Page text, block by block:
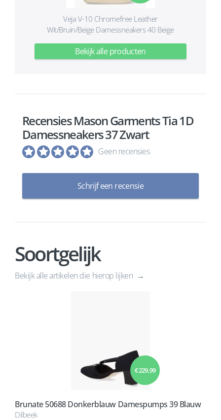
Veja V-10 Chromefree Leather
Wit/Bruin/Beige Damessneakers 40 Beige
Bekijk alle producten
Recensies Mason Garments Tia 1D
Damessneakers 37 Zwart
Geen recensies
Schrijf een recensie
Soortgelijk
Bekijk alle artikelen die hierop lijken
€ 229,99
Brunate 50688 Donkerblauw Damespumps 39 Blauw
Dilbeek